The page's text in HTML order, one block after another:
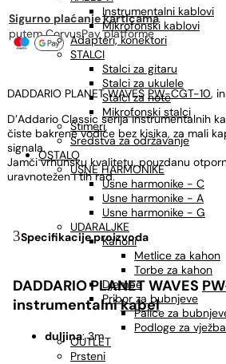
Instrumentalni kablovi
Mikrofonski kablovi
Adapteri, konektori
STALCI
Stalci za gitaru
Stalci za ukulele
Stalci za note
Mikrofonski stalci
Štimeri
Sredstva za održavanje
OSTALO
USNE HARMONIKE
Usne harmonike - C
Usne harmonike - A
Usne harmonike - G
UDARALJKE
Kahoni
Metlice za kahon
Torbe za kahon
Djembe
Pribor za bubnjeve
Palice za
Podloge za
OUTLET
Prsteni
Sigurno plaćanje karticama
putem CorvusPay platforme
DADDARIO PLANET WAVESPW-CGT-10,
D’Addario Classic serija instrumentalnih
čiste bakrene vodiče bez kisika, za mali
signala.
Jamči vrhunsku kvalitetu, pouzdanu
uravnotežen i tih rad.
Specifikacije proizvoda
DADDARIO PLANET WAVES
instrumentalnikabel
duljina: 3m